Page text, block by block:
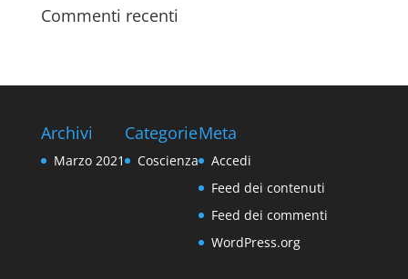
Commenti recenti
Archivi
Marzo 2021
Categorie
Coscienza
Meta
Accedi
Feed dei contenuti
Feed dei commenti
WordPress.org